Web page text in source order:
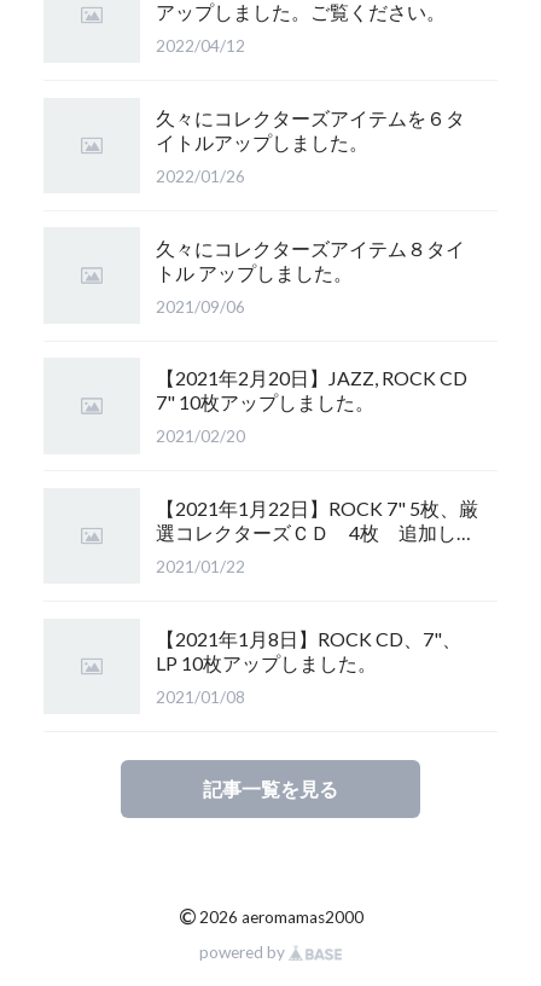
アップしました。ご覧ください。
2022/04/12
久々にコレクターズアイテムを６タ
イトルアップしました。
2022/01/26
久々にコレクターズアイテム８タイ
トル アップしました。
2021/09/06
【2021年2月20日】JAZZ, ROCK CD
7" 10枚アップしました。
2021/02/20
【2021年1月22日】ROCK 7" 5枚、厳
選コレクターズＣＤ 4枚 追加しま
した。
2021/01/22
【2021年1月8日】ROCK CD、7"、
LP 10枚アップしました。
2021/01/08
記事一覧を見る
©2026 aeromamas2000
powered by